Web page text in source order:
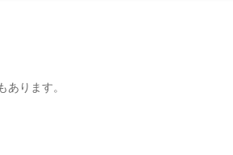
あります。